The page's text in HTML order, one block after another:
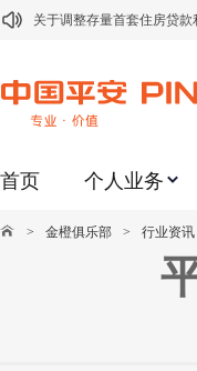
关于调整存量首套住房贷款
关于修订《平安银行代理
关于我行聚金宝交易软件升
关于2020年端午节期间上
关于进一步加强代理贵金
关于加强代理贵金属业务风
首页 个人业务
> 金橙俱乐部 > 行业资讯